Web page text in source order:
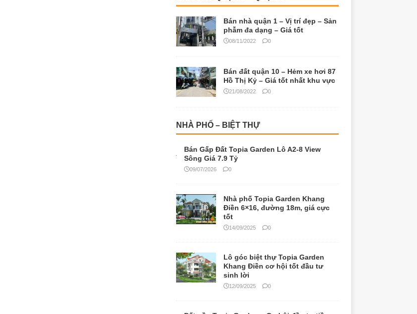
Bán nhà quận 1 – Vị trí đẹp – Sản
phẫm đa dạng – Giá tốt
08/11/2022 0
Bán đất quận 10 – Hẻm xe hơi 87
Hồ Thị Kỷ – Giá tốt nhất khu vực
21/08/2022 0
NHÀ PHỐ – BIỆT THỰ
Bán Gấp Đất Topia Garden Lô A2-8 View
Sông Giá 7.9 Tỷ
09/07/2026 0
Nhà phố Topia Garden Khang
Điền 6×16, đường 18m, giá cực
tốt
14/09/2025 0
Lô góc biệt thự Topia Garden
Khang Điền cơ hội tốt đầu tư
sinh lời
12/09/2025 0